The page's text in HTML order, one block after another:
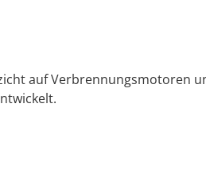
auf Ver­bren­nungsmo­toren